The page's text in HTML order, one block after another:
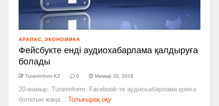
АРАЛАС ЭКОНОМИКА
Фейсбукте енді аудиохабарлама қалдыруға
болады
TuranInform KZ 0 Мамыр 20, 2018
20-мамыр. Turaninform. Facebook-те аудиохабарлама қоюға
болатын жаңа...
Толығырақ оқу